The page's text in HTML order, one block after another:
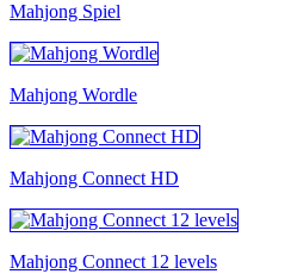
Mahjong Spiel
Mahjong Wordle
Mahjong Connect HD
Mahjong Connect 12 levels